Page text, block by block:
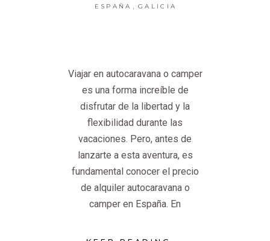
ESPAÑA GALICIA
Viajar en autocaravana o camper
es una forma increíble de
disfrutar de la libertad y la
flexibilidad durante las
vacaciones. Pero, antes de
lanzarte a esta aventura, es
fundamental conocer el precio
de alquiler autocaravana o
camper en España. En